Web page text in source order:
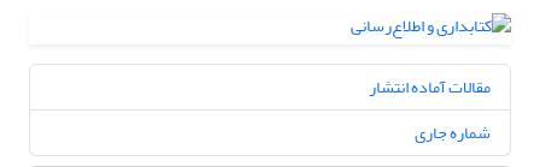
مقالات آماده انتشار
شماره جاری